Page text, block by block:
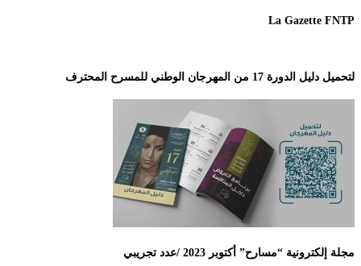
La Gazette FNTP
لتحميل دليل الدورة 17 من المهرجان الوطني للمسرح المحترف
مجلة إلكترونية “مسارح” أكتوبر 2023 /عدد تجريبي